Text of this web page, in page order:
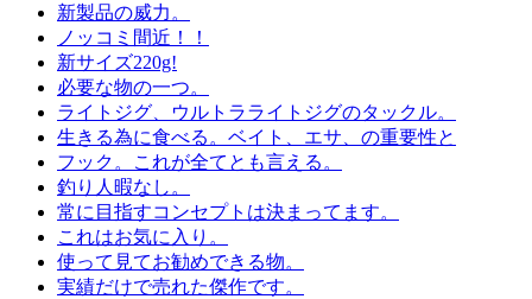
新製品の威力。
ノッコミ間近！！
新サイズ220g!
必要な物の一つ。
ライトジグ、ウルトラライトジグのタックル。
生きる為に食べる。ベイト、エサ、の重要性と
フック。これが全てとも言える。
釣り人暇なし。
常に目指すコンセプトは決まってます。
これはお気に入り。
使って見てお勧めできる物。
実績だけで売れた傑作です。